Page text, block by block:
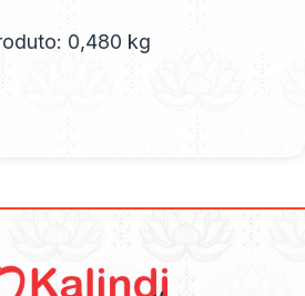
0,480 kg